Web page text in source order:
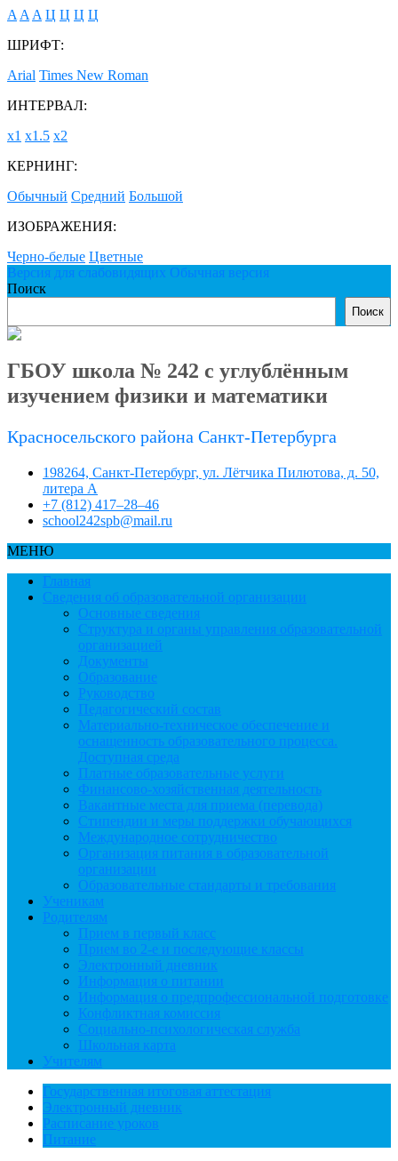
A A A Ц Ц Ц Ц
ШРИФТ:
Arial Times New Roman
ИНТЕРВАЛ:
х1 х1.5 х2
КЕРНИНГ:
Обычный Средний Большой
ИЗОБРАЖЕНИЯ:
Черно-белые Цветные
Версия для слабовидящих Обычная версия
Поиск
Поиск
ГБОУ школа № 242 с углублённым
изучением физики и математики
Красносельского района Санкт-Петербурга
198264, Санкт-Петербург, ул. Лётчика Пилютова, д. 50,
литера А
+7 (812) 417–28–46
school242spb@mail.ru
МЕНЮ
Главная
Сведения об образовательной организации
Основные сведения
Структура и органы управления образовательной
организацией
Документы
Образование
Руководство
Педагогический состав
Материально-техническое обеспечение и
оснащенность образовательного процесса.
Доступная среда
Платные образовательные услуги
Финансово-хозяйственная деятельность
Вакантные места для приема (перевода)
Стипендии и меры поддержки обучающихся
Международное сотрудничество
Организация питания в образовательной
организации
Образовательные стандарты и требования
Ученикам
Родителям
Прием в первый класс
Прием во 2-е и последующие классы
Электронный дневник
Информация о питании
Информация о предпрофессиональной подготовке
Конфликтная комиссия
Социально-психологическая служба
Школьная карта
Учителям
Государственная итоговая аттестация
Электронный дневник
Расписание уроков
Питание